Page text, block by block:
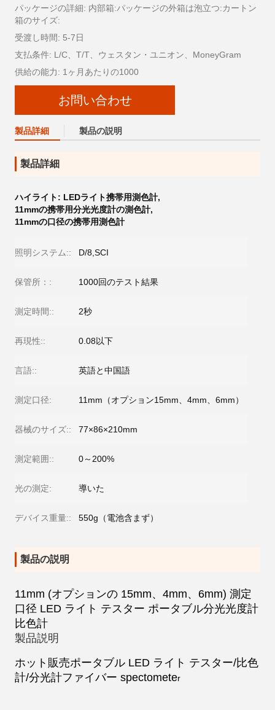
パッケージの詳細: 内部箱:パッケージの外箱は泡立つ:カートン
箱のサイズ:
受渡し時間: 5-7日
支払条件: L/C、T/T、ウェスタン・ユニオン、MoneyGram
供給の能力: 1ヶ月あたりの1000
お問い合わせ
製品詳細 製品の説明
製品詳細
ハイライト: LEDライト携帯用測色計,
11mmの携帯用分光光度計の測色計,
11mmの口径の携帯用測色計
照明システム:: D/8,SCI
保管所：: 1000回のテスト結果
測定時間:: 2秒
再現性:: 0.08以下
言語:: 英語と中国語
測定口径: 11mm（オプション15mm、4mm、6mm）
器械のサイズ:: 77×86×210mm
測定範囲:: 0～200%
光の測定: 導いた
デバイス重量:: 550g（電池含まず）
製品の説明
11mm (オプションの 15mm、4mm、6mm) 測定
口径 LED ライト テスター ポータブル分光光度計
比色計
製品説明
ホット販売ポータブル LED ライト テスター/比色
計/分光計ファイバー spectometer